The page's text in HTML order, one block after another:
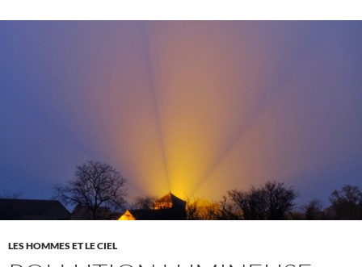
LES HOMMES ET LE CIEL